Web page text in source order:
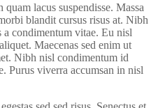
lacus suspendisse. Massa
blandit cursus risus at. Nibh
condimentum vitae. Eu nisl
Maecenas sed enim ut
Nibh nisl condimentum id
Purus viverra accumsan in nisl